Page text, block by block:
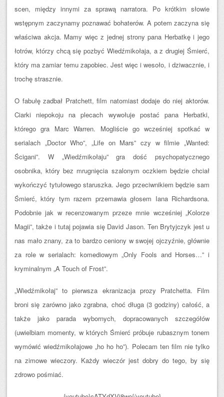
scen, między innymi za sprawą narratora. Po krótkim słowie
wstępnym zaczynamy poznawać bohaterów. A potem zaczyna się
właściwa akcja. Mamy więc z jednej strony pana Herbatkę i jego
łotrów, którzy chcą się pozbyć Wiedźmikołaja, a z drugiej Śmierć,
który ma zamiar temu zapobiec. Jest więc i wesoło, i dziwacznie, i
trochę strasznie.
O fabułę zadbał Pratchett, film natomiast dodaje do niej aktorów.
Ciarki niepokoju na plecach wywołuje postać pana Herbatki,
którego gra Marc Warren. Mogliście go wcześniej spotkać w
serialach „Doctor Who”, „Life on Mars” czy w filmie „Wanted:
Ścigani”. W „Wiedźmikołaju” gra dość psychopatycznego
osobnika, który bez mrugnięcia szalonym oczkiem będzie chciał
wykończyć tytułowego staruszka. Jego przeciwnikiem będzie sam
Śmierć, który tym razem przemawia głosem Iana Richardsona.
Podobnie jak w recenzowanym przeze mnie wcześniej „Kolorze
Magii”, także i tutaj pojawia się David Jason. Ten Brytyjczyk jest u
nas mało znany, za to bardzo ceniony w swojej ojczyźnie, głównie
za role w serialach: komediowym „Only Fools and Horses…” i
kryminalnym „A Touch of Frost”.
„Wiedźmikołaj” to pierwsza ekranizacja prozy Pratchetta. Film
broni się zarówno jako zgrabna, choć długa (3 godziny) całość, a
także jako parada wybornych, dopracowanych szczegółów
(uwielbiam momenty, w których Śmierć próbuje rubasznym tonem
wymówić wiedźmikołajowe „ho ho ho”). Polecam ten film nie tylko
na zimowe wieczory. Każdy wieczór jest dobry do tego, by się
zdrowo pośmiać.